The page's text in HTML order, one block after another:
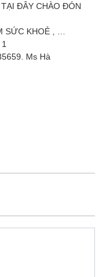
ĐÂY CHÀO ĐÓN
SỨC KHOẺ , …
Ms Hà